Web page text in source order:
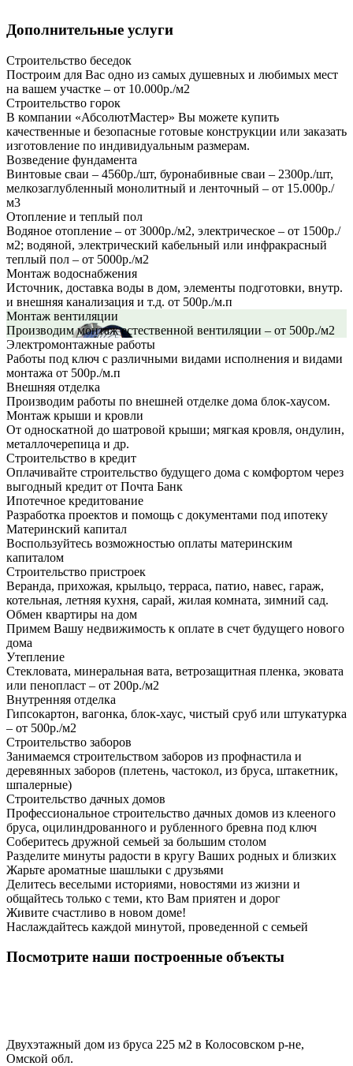
Дополнительные услуги
Строительство беседок
Построим для Вас одно из самых душевных и любимых мест
на вашем участке – от 10.000р./м2
Строительство горок
В компании «АбсолютМастер» Вы можете купить
качественные и безопасные готовые конструкции или заказать
изготовление по индивидуальным размерам.
Возведение фундамента
Винтовые сваи – 4560р./шт, буронабивные сваи – 2300р./шт,
мелкозаглубленный монолитный и ленточный – от 15.000р./
м3
Отопление и теплый пол
Водяное отопление – от 3000р./м2, электрическое – от 1500р./
м2; водяной, электрический кабельный или инфракрасный
теплый пол – от 5000р./м2
Монтаж водоснабжения
Источник, доставка воды в дом, элементы подготовки, внутр.
и внешняя канализация и т.д. от 500р./м.п
Монтаж вентиляции
Производим монтаж естественной вентиляции – от 500р./м2
Электромонтажные работы
Работы под ключ с различными видами исполнения и видами
монтажа от 500р./м.п
Внешняя отделка
Производим работы по внешней отделке дома блок-хаусом.
Монтаж крыши и кровли
От односкатной до шатровой крыши; мягкая кровля, ондулин,
металлочерепица и др.
Строительство в кредит
Оплачивайте строительство будущего дома с комфортом через
выгодный кредит от Почта Банк
Ипотечное кредитование
Разработка проектов и помощь с документами под ипотеку
Материнский капитал
Воспользуйтесь возможностью оплаты материнским
капиталом
Строительство пристроек
Веранда, прихожая, крыльцо, терраса, патио, навес, гараж,
котельная, летняя кухня, сарай, жилая комната, зимний сад.
Обмен квартиры на дом
Примем Вашу недвижимость к оплате в счет будущего нового
дома
Утепление
Стекловата, минеральная вата, ветрозащитная пленка, эковата
или пенопласт – от 200р./м2
Внутренняя отделка
Гипсокартон, вагонка, блок-хаус, чистый сруб или штукатурка
– от 500р./м2
Строительство заборов
Занимаемся строительством заборов из профнастила и
деревянных заборов (плетень, частокол, из бруса, штакетник,
шпалерные)
Строительство дачных домов
Профессиональное строительство дачных домов из клееного
бруса, оцилиндрованного и рубленного бревна под ключ
Соберитесь дружной семьей за большим столом
Разделите минуты радости в кругу Ваших родных и близких
Жарьте ароматные шашлыки с друзьями
Делитесь веселыми историями, новостями из жизни и
общайтесь только с теми, кто Вам приятен и дорог
Живите счастливо в новом доме!
Наслаждайтесь каждой минутой, проведенной с семьей
Посмотрите наши построенные объекты
Двухэтажный дом из бруса 225 м2 в Колосовском р-не,
Омской обл.